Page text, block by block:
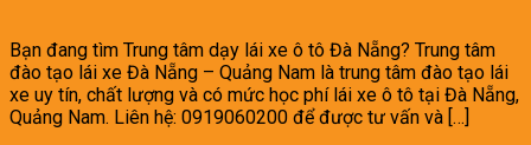
Bạn đang tìm Trung tâm dạy lái xe ô tô Đà Nẵng? Trung tâm
đào tạo lái xe Đà Nẵng – Quảng Nam là trung tâm đào tạo lái
xe uy tín, chất lượng và có mức học phí lái xe ô tô tại Đà Nẵng,
Quảng Nam. Liên hệ: 0919060200 để được tư vấn và […]